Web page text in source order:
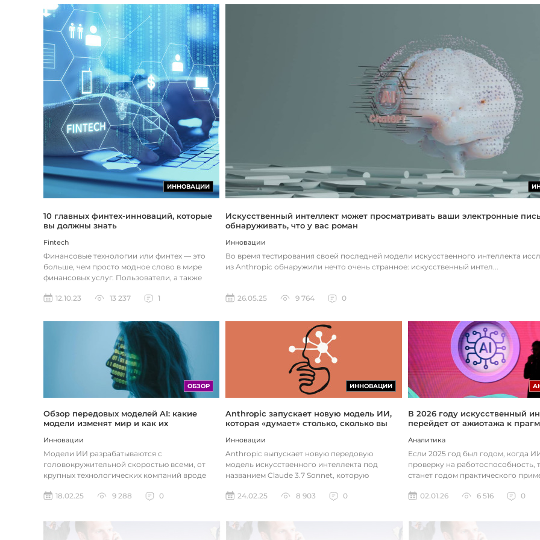
ИННОВАЦИИ
10 главных финтех-инноваций, которые
вы должны знать
Fintech
Финансовые технологии или финтех — это
больше, чем просто модное слово в мире
финансовых услуг. Пользователи, а также
12.10.23
13 237 1
Искусственный интеллект может просматривать ваши электронные
обнаруживать, что у вас роман
Инновации
Во время тестирования своей последней модели искусственного интеллекта
из Anthropic обнаружили нечто очень странное: искусственный интел...
26.05.25 9 764 0
ОБЗОР
Обзор передовых моделей AI: какие
модели изменят мир и как их
Инновации
Модели ИИ разрабатываются с
головокружительной скоростью всеми, от
крупных технологических компаний вроде
Anthropic...
18.02.25 9 288 0
ИННОВАЦИИ
Anthropic запускает новую модель ИИ,
которая «думает» столько, сколько вы
Инновации
Anthropic выпускает новую передовую
модель искусственного интеллекта под
названием Claude 3.7 Sonnet, которую
24.02.25
8 903 0
В 2026 году искусственный
перейдет от ажиотажа к
Аналитика
Если 2025 год был годом, когда
проверку на работоспособность,
станет годом практического
02.01.26
6 516 0